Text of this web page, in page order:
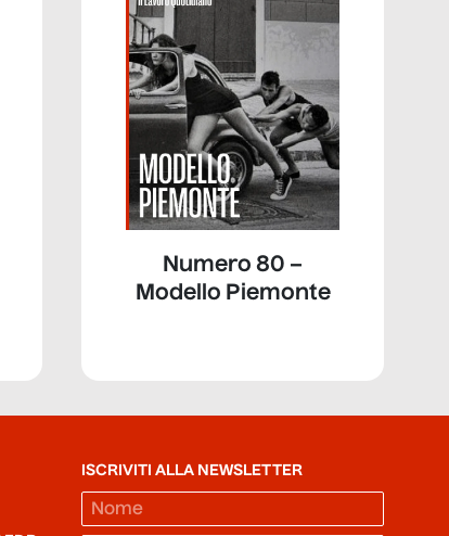
Numero 80 –
Modello Piemonte
ISCRIVITI ALLA NEWSLETTER